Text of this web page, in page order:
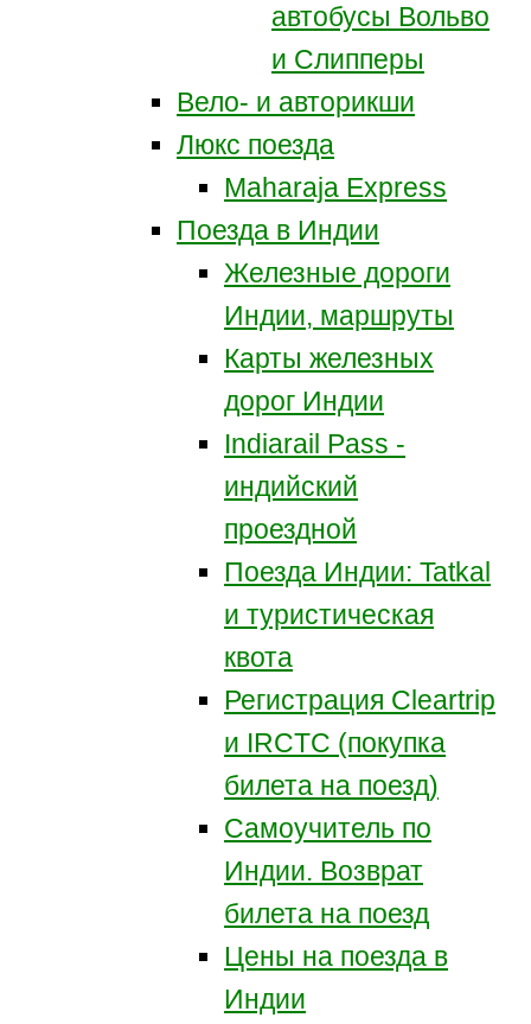
автобусы Вольво
и Слипперы
Вело- и авторикши
Люкс поезда
Maharaja Express
Поезда в Индии
Железные дороги
Индии, маршруты
Карты железных
дорог Индии
Indiarail Pass -
индийский
проездной
Поезда Индии: Tatkal
и туристическая
квота
Регистрация Сleartrip
и IRCTC (покупка
билета на поезд)
Самоучитель по
Индии. Возврат
билета на поезд
Цены на поезда в
Индии